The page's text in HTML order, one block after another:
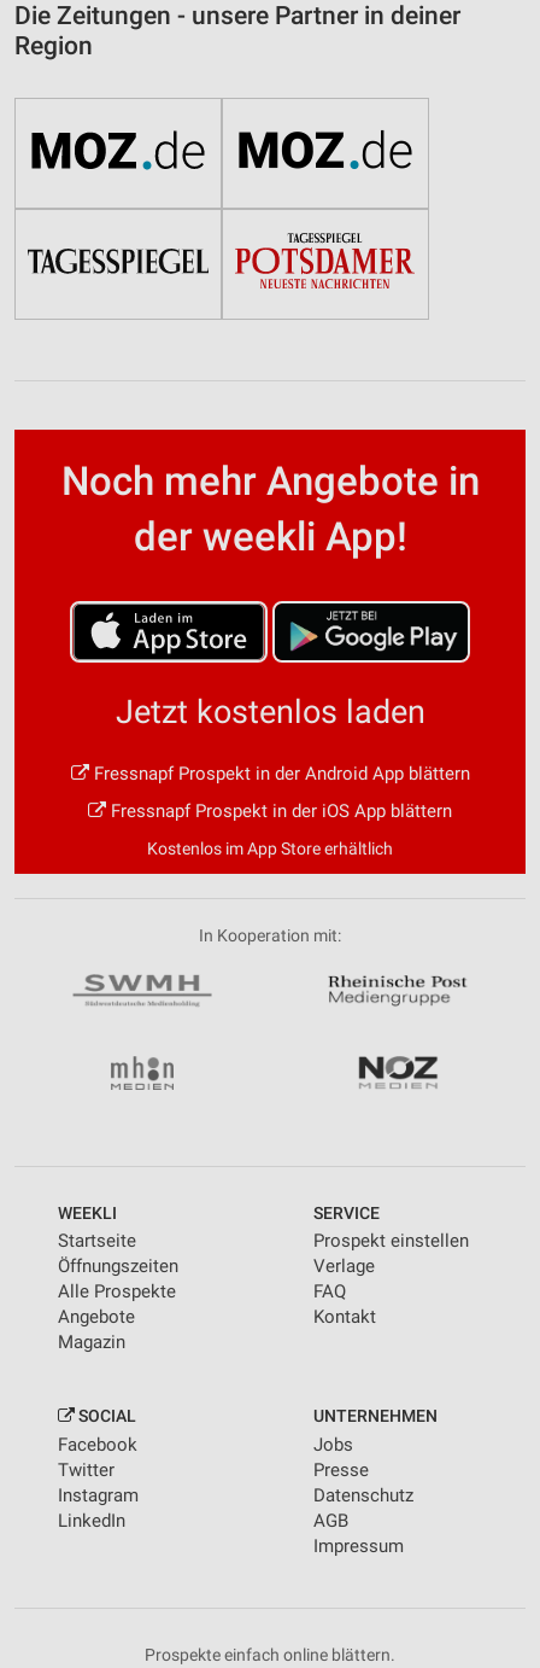
Die Zeitungen - unsere Partner in deiner
Region
Noch mehr Angebote in
der weekli App!
Jetzt kostenlos laden
Fressnapf Prospekt in der Android App blättern
Fressnapf Prospekt in der iOS App blättern
Kostenlos im App Store erhältlich
In Kooperation mit:
WEEKLI
Startseite
Öffnungszeiten
Alle Prospekte
Angebote
Magazin
SERVICE
Prospekt einstellen
Verlage
FAQ
Kontakt
SOCIAL
Facebook
Twitter
Instagram
LinkedIn
UNTERNEHMEN
Jobs
Presse
Datenschutz
AGB
Impressum
Prospekte einfach online blättern.